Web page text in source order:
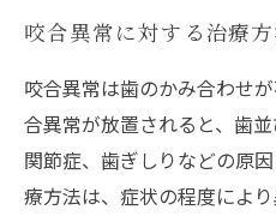
咬合異常に対する治療方
咬合異常は歯のかみ合わせ
合異常が放置されると、歯
関節症、歯ぎしりなどの原
療方法は、症状の程度によ